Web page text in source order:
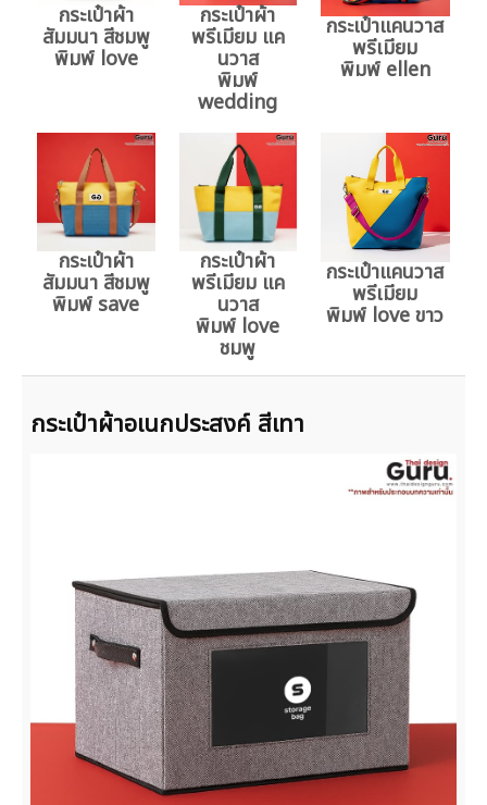
กระเป๋าผ้า
สัมมนา สีชมพู
พิมพ์ love
กระเป๋าผ้า
พรีเมียม แค
นวาส
พิมพ์
wedding
กระเป๋าแคนวาส
พรีเมียม
พิมพ์ ellen
กระเป๋าผ้า
สัมมนา สีชมพู
พิมพ์ save
กระเป๋าผ้า
พรีเมียม แค
นวาส
พิมพ์ love
ชมพู
กระเป๋าแคนวาส
พรีเมียม
พิมพ์ love ขาว
กระเป๋าผ้าอเนกประสงค์ สีเทา